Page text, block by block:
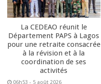
La CEDEAO réunit le
Département PAPS à Lagos
pour une retraite consacrée
à la révision et à la
coordination de ses
activités
06h53 - 5 août 2026